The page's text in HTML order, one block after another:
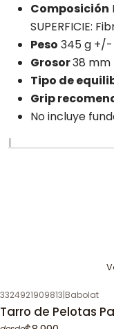
Composición
SUPERFICIE:
Peso 345 g +/-
Grosor38 mm
Tipo de
Grip
No incluye
|
3324921909813|Babolat
Tarro de Pelotas